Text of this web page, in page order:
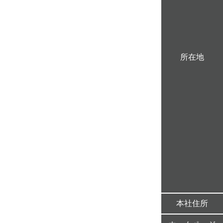
所在地
本社住所